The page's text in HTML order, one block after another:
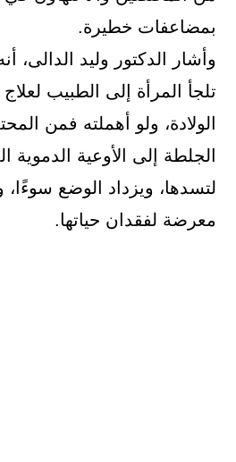
بمضاعفات خطيرة.
وأشار الدكتور وليد الدالى،
تلجأ المرأة إلى الطبيب
الولادة، ولو أهملته فمن
الجلطة إلى الأوعية الدموية
لتسدها، ويزداد الوضع سوءًا،
معرضة لفقدان حياتها.